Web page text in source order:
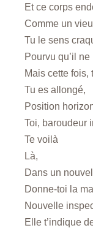
Et ce corps
Comme un
Tu le sens
Pourvu qu’il
Mais cette fois,
Tu es allongé,
Position
Toi, baroudeur
Te voilà
Là,
Dans un
Donne-toi la
Nouvelle
Elle t’indique